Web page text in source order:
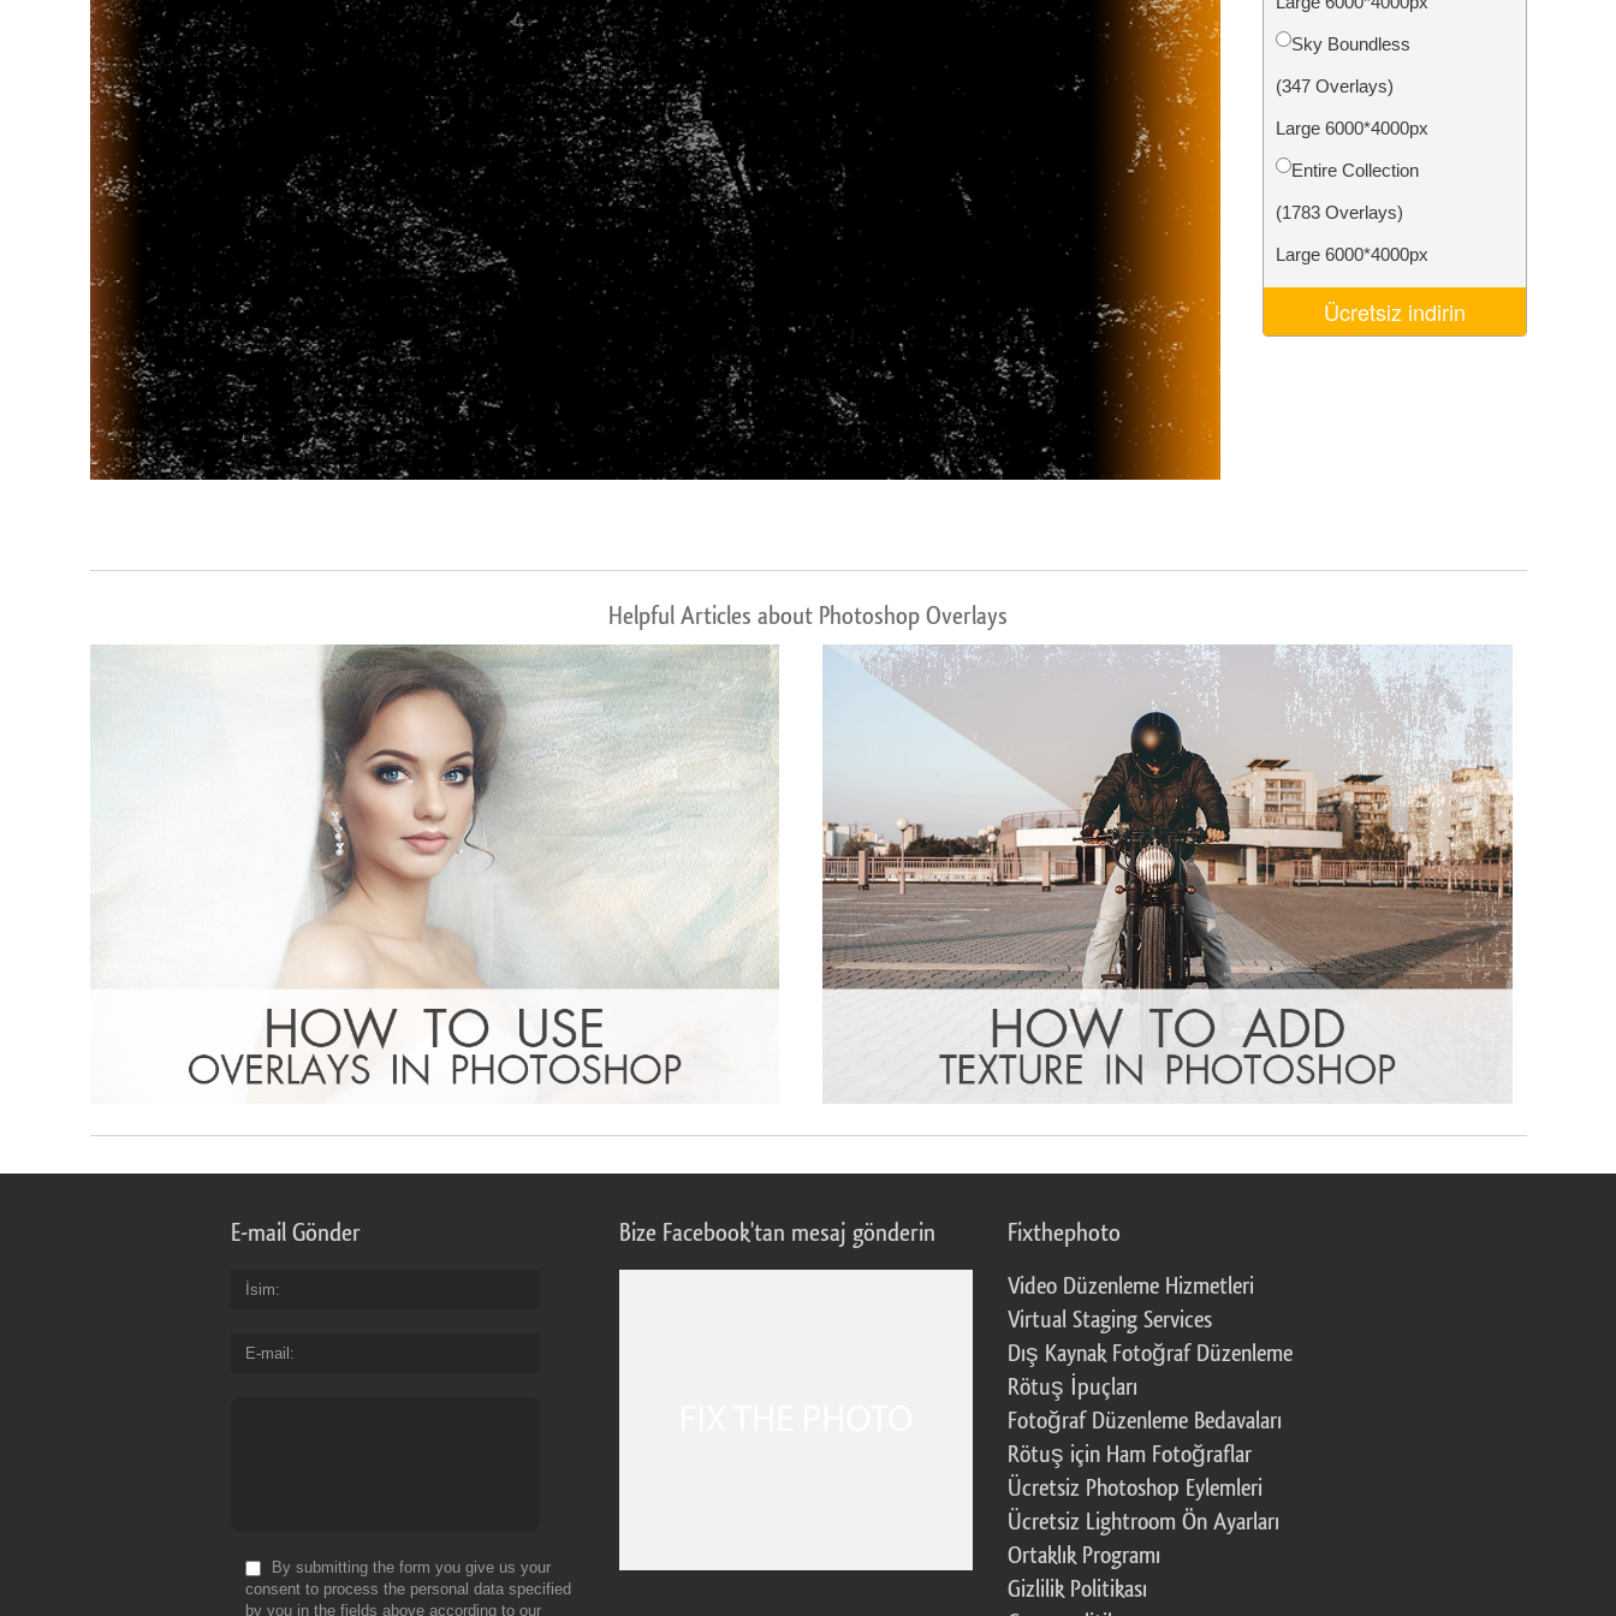
Ürün Rötuş Hizmetleri Mücevher Rötuş Hizmetleri AI Eğitim Verileri Video Editing Services
Sky Boundless
(347 Overlays)
Large 6000*4000px
Entire Collection
(1783 Overlays)
Large 6000*4000px
Ücretsiz indirin
Helpful Articles about Photoshop Overlays
E-mail Gönder
İsim
E-mail
By submitting the form you give us your
consent to process the personal data specified
by you in the fields above according to our
Bize Facebook'tan mesaj gönderin Fixthephoto
Video Düzenleme Hizmetleri
Virtual Staging Services
Dış Kaynak Fotoğraf Düzenleme
Rötuş İpuçları
Fotoğraf Düzenleme Bedavaları
Rötuş için Ham Fotoğraflar
Ücretsiz Photoshop Eylemleri
Ücretsiz Lightroom Ön Ayarları
Ortaklık Programı
Gizlilik Politikası